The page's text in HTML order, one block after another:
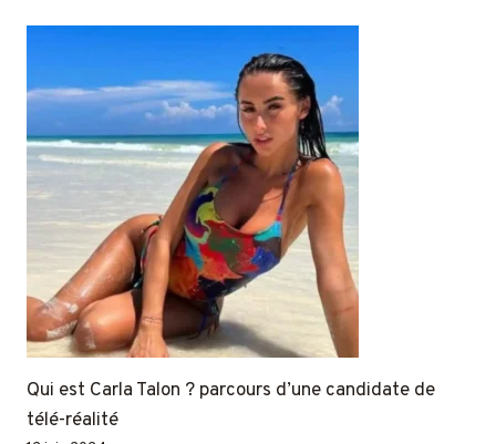
Qui est Carla Talon ? parcours d’une candidate de
télé-réalité